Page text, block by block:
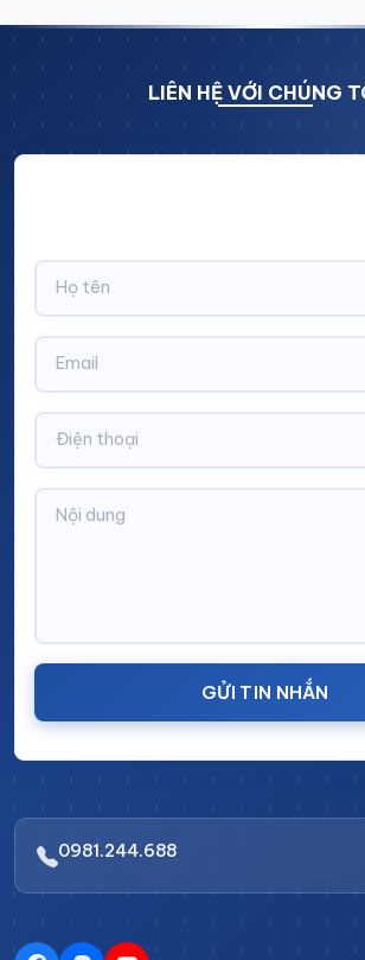
Xe nâng bằng điện
điện, là một công cụ thiết yếu trong
trung tâm phân phối, giúp nâng cao
bớt sức lao động. Dưới đây là cấu tạo
Xe nâng hàng bằng điện được
di chuyển. Động cơ này hoạt động
LIÊN HỆ VỚI CHÚNG
GỬI TIN NHẮN
0981.244.688